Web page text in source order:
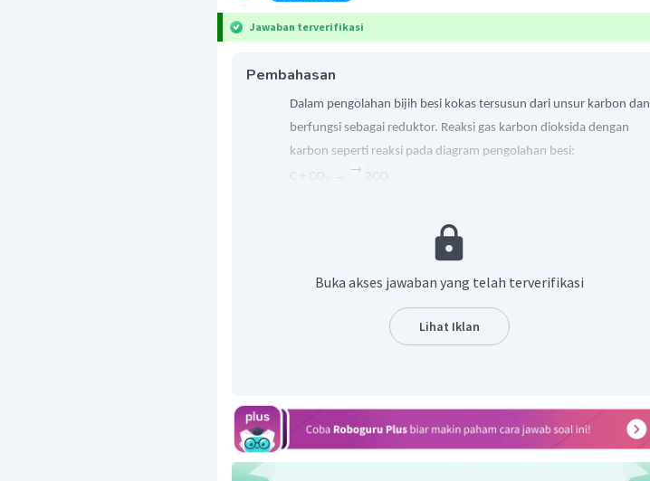
Jawaban terverifikasi
Pembahasan
Dalam pengolahan bijih besi kokas tersusun dari unsur karbon dan
berfungsi sebagai reduktor. Reaksi gas karbon dioksida dengan
karbon seperti reaksi pada diagram pengolahan besi:
C + CO
2CO
menjadi besi yang mengandung 3%-6% karbon serta sejumlah
kecil silikon, mangan, fosfor, dan belerang.
Buka akses jawaban yang telah terverifikasi
Lihat Iklan